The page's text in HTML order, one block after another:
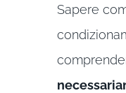
Sapere